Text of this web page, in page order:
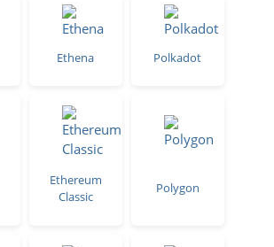
Ethena Polkadot
Ethereum
Classic
Polygon